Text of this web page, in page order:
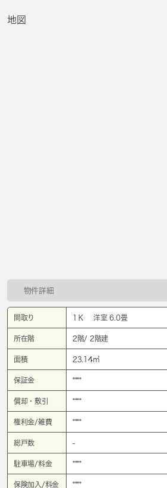
地図
物件詳細
間取り 1Ｋ 洋室 6.0畳
所在階 2階/ 2階建
面積 23.14㎡
保証金 ****
償却・敷引 ****
権利金/雑費 ****
総戸数 -
駐車場/料金 ****
保険加入/料金 ****